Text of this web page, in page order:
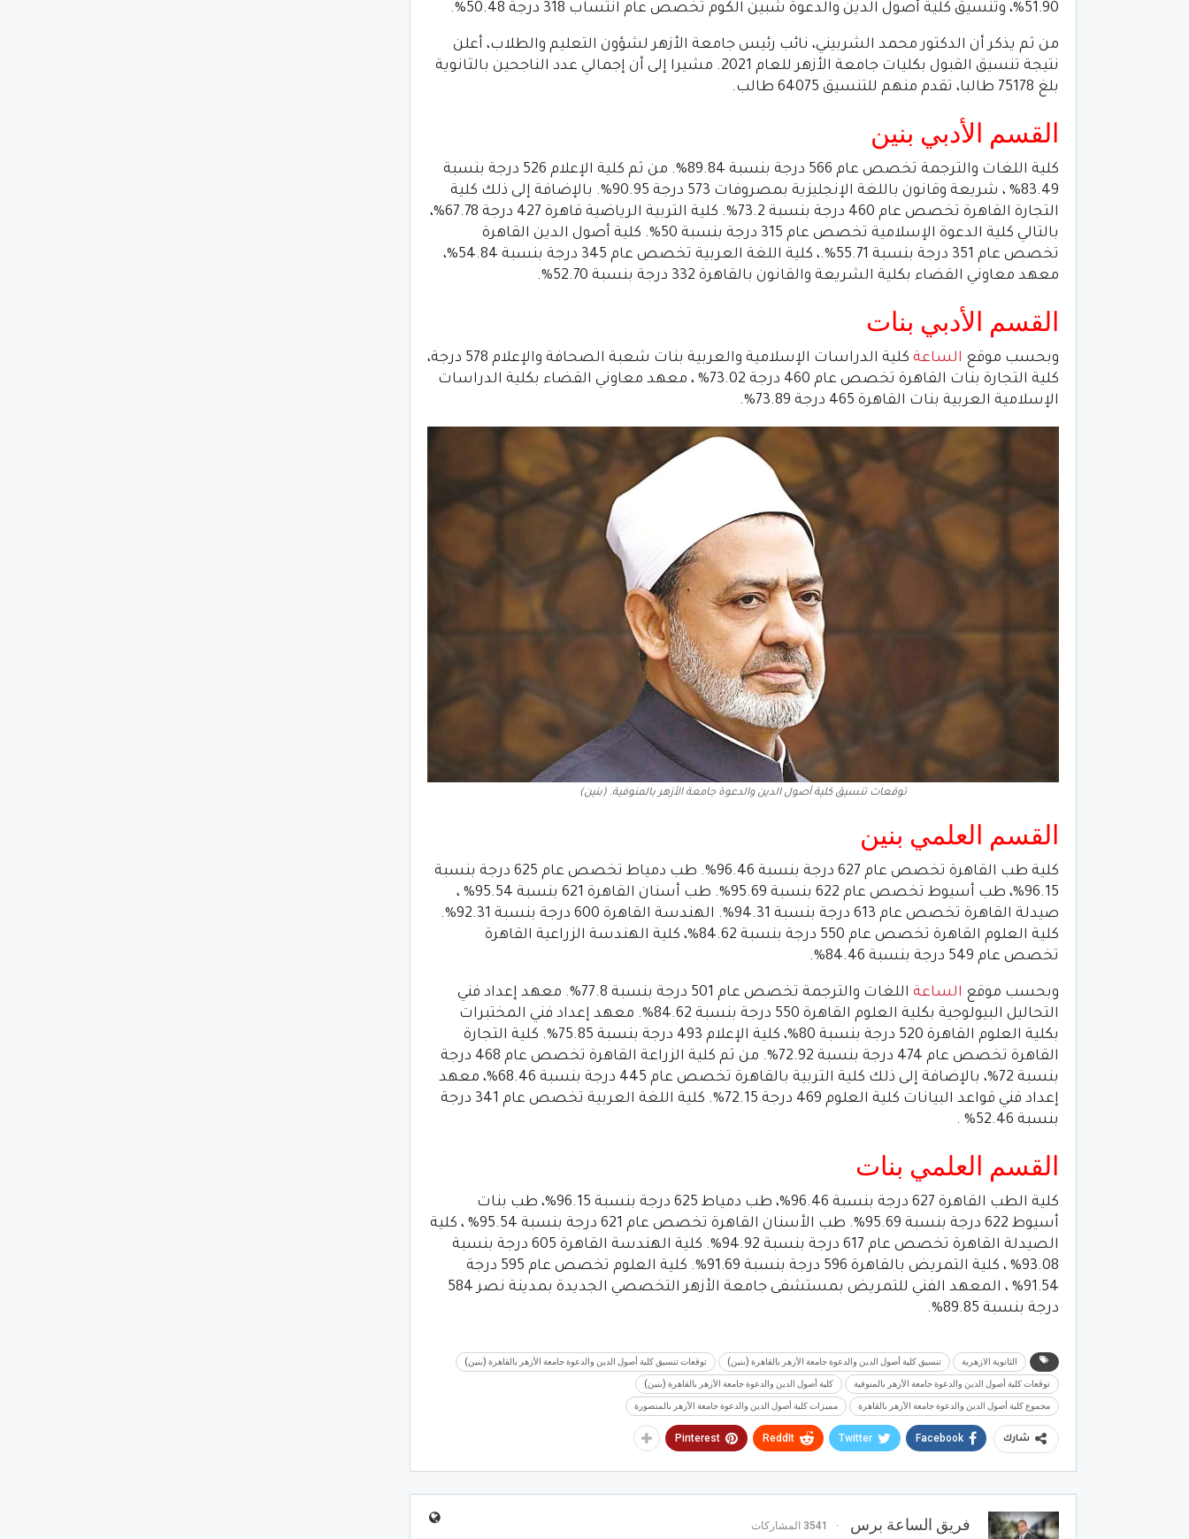
51.90%، وتنسيق كلية أصول الدين والدعوة شبين الكوم تخصص عام انتساب 318 درجة 50.48%.
من ثم يذكر أن الدكتور محمد الشربيني، نائب رئيس جامعة الأزهر لشؤون التعليم والطلاب، أعلن
نتيجة تنسيق القبول بكليات جامعة الأزهر للعام 2021. مشيرا إلى أن إجمالي عدد الناجحين بالثانوية
بلغ 75178 طالبا، تقدم منهم للتنسيق 64075 طالب.
القسم الأدبي بنين
كلية اللغات والترجمة تخصص عام 566 درجة بنسبة 89.84%. من ثم كلية الإعلام 526 درجة بنسبة
83.49% ، شريعة وقانون باللغة الإنجليزية بمصروفات 573 درجة 90.95%. بالإضافة إلى ذلك كلية
التجارة القاهرة تخصص عام 460 درجة بنسبة 73.2%. كلية التربية الرياضية قاهرة 427 درجة 67.78%،
بالتالي كلية الدعوة الإسلامية تخصص عام 315 درجة بنسبة 50%. كلية أصول الدين القاهرة
تخصص عام 351 درجة بنسبة 55.71%.، كلية اللغة العربية تخصص عام 345 درجة بنسبة 54.84%،
معهد معاوني القضاء بكلية الشريعة والقانون بالقاهرة 332 درجة بنسبة 52.70%.
القسم الأدبي بنات
وبحسب موقع الساعة
كلية الدراسات الإسلامية والعربية بنات شعبة الصحافة والإعلام 578 درجة،
كلية التجارة بنات القاهرة تخصص عام 460 درجة 73.02% ، معهد معاوني القضاء بكلية الدراسات
الإسلامية العربية بنات القاهرة 465 درجة 73.89%.
توقعات تنسيق كلية أصول الدين والدعوة جامعة الأزهر بالمنوفية. (بنين)
القسم العلمي بنين
كلية طب القاهرة تخصص عام 627 درجة بنسبة 96.46%. طب دمياط تخصص عام 625 درجة بنسبة
96.15%، طب أسيوط تخصص عام 622 بنسبة 95.69%. طب أسنان القاهرة 621 بنسبة 95.54% ،
صيدلة القاهرة تخصص عام 613 درجة بنسبة 94.31%. الهندسة القاهرة 600 درجة بنسبة 92.31%.
كلية العلوم القاهرة تخصص عام 550 درجة بنسبة 84.62%، كلية الهندسة الزراعية القاهرة
تخصص عام 549 درجة بنسبة 84.46%.
وبحسب موقع الساعة
اللغات والترجمة تخصص عام 501 درجة بنسبة 77.8%. معهد إعداد فني
التحاليل البيولوجية بكلية العلوم القاهرة 550 درجة بنسبة 84.62%. معهد إعداد فني المختبرات
بكلية العلوم القاهرة 520 درجة بنسبة 80%، كلية الإعلام 493 درجة بنسبة 75.85%. كلية التجارة
القاهرة تخصص عام 474 درجة بنسبة 72.92%. من ثم كلية الزراعة القاهرة تخصص عام 468 درجة
بنسبة 72%، بالإضافة إلى ذلك كلية التربية بالقاهرة تخصص عام 445 درجة بنسبة 68.46%، معهد
إعداد فني قواعد البيانات كلية العلوم 469 درجة 72.15%. كلية اللغة العربية تخصص عام 341 درجة
بنسبة 52.46% .
القسم العلمي بنات
كلية الطب القاهرة 627 درجة بنسبة 96.46%، طب دمياط 625 درجة بنسبة 96.15%، طب بنات
أسيوط 622 درجة بنسبة 95.69%. طب الأسنان القاهرة تخصص عام 621 درجة بنسبة 95.54% ، كلية
الصيدلة القاهرة تخصص عام 617 درجة بنسبة 94.92%. كلية الهندسة القاهرة 605 درجة بنسبة
93.08% ، كلية التمريض بالقاهرة 596 درجة بنسبة 91.69%. كلية العلوم تخصص عام 595 درجة
91.54% ، المعهد الفني للتمريض بمستشفى جامعة الأزهر التخصصي الجديدة بمدينة نصر 584
درجة بنسبة 89.85%.
الثانوية الازهرية تنسيق كلية أصول الدين والدعوة جامعة الأزهر بالقاهرة (بنين) توقعات تنسيق كلية أصول الدين والدعوة جامعة الأزهر بالقاهرة (بنين)
توقعات كلية أصول الدين والدعوة جامعة الأزهر بالمنوفية كلية أصول الدين والدعوة جامعة الأزهر بالقاهرة (بنين)
مجموع كلية أصول الدين والدعوة جامعة الأزهر بالقاهرة مميزات كلية أصول الدين والدعوة جامعة الأزهر بالمنصورة
شارك Facebook
Twitter
ReddIt
Pinterest
فريق الساعة برس 3541 المشاركات